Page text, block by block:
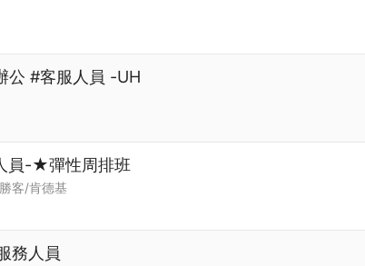
公 #客服人員 -UH
員-★彈性周排班
客/肯德基
務人員